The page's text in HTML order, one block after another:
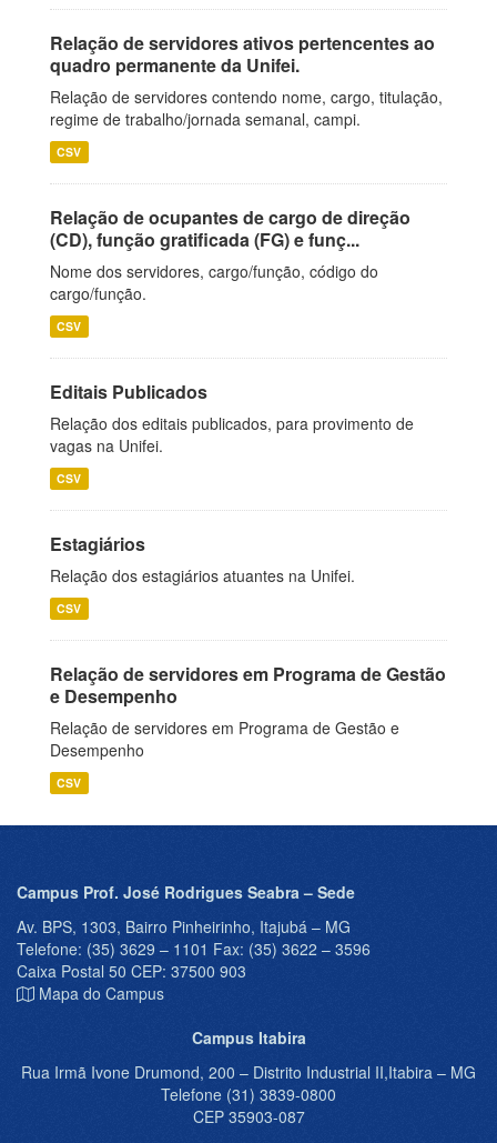
Relação de servidores ativos pertencentes ao
quadro permanente da Unifei.
Relação de servidores contendo nome, cargo, titulação,
regime de trabalho/jornada semanal, campi.
CSV
Relação de ocupantes de cargo de direção
(CD), função gratificada (FG) e funç...
Nome dos servidores, cargo/função, código do
cargo/função.
CSV
Editais Publicados
Relação dos editais publicados, para provimento de
vagas na Unifei.
CSV
Estagiários
Relação dos estagiários atuantes na Unifei.
CSV
Relação de servidores em Programa de Gestão
e Desempenho
Relação de servidores em Programa de Gestão e
Desempenho
CSV
Campus Prof. José Rodrigues Seabra – Sede
Av. BPS, 1303, Bairro Pinheirinho, Itajubá – MG
Telefone: (35) 3629 – 1101 Fax: (35) 3622 – 3596
Caixa Postal 50 CEP: 37500 903
Mapa do Campus
Campus Itabira
Rua Irmã Ivone Drumond, 200 – Distrito Industrial II,Itabira – MG
Telefone (31) 3839-0800
CEP 35903-087